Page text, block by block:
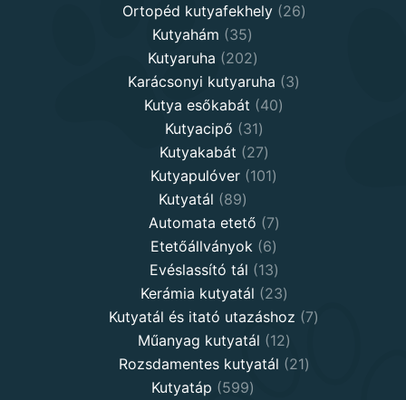
products
Ortopéd kutyafekhely 2626
Kutyahám 3535
products
Kutyaruha 202202
products
Karácsonyi kutyaruha 33
Kutya esőkabát 4040
Kutyacipő 3131
products
Kutyakabát 2727
products
Kutyapulóver 101101
Kutyatál 8989
products
Automata etető 77
products
Etetőállványok 66
products
Evéslassító tál 1313
products
Kerámia kutyatál 2323
products
Kutyatál és itató utazáshoz 77
Műanyag kutyatál 1212
products
Rozsdamentes kutyatál 2121
Kutyatáp 599599